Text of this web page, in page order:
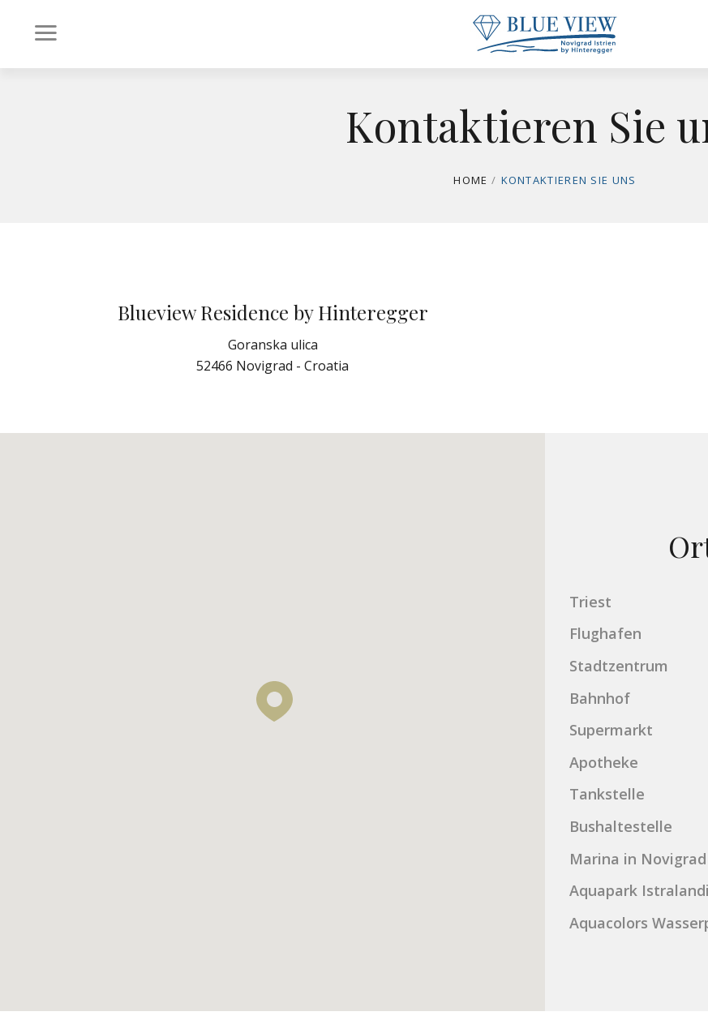
Kontaktieren Sie
HOME / KONTAKTIEREN SIE UNS
Blueview Residence by Hinteregger
Goranska ulica
52466 Novigrad - Croatia
Triest
Flughafen
Stadtzentrum
Bahnhof
Supermarkt
Apotheke
Tankstelle
Bushaltestelle
Marina in Novigrad
Aquapark
Aquacolors